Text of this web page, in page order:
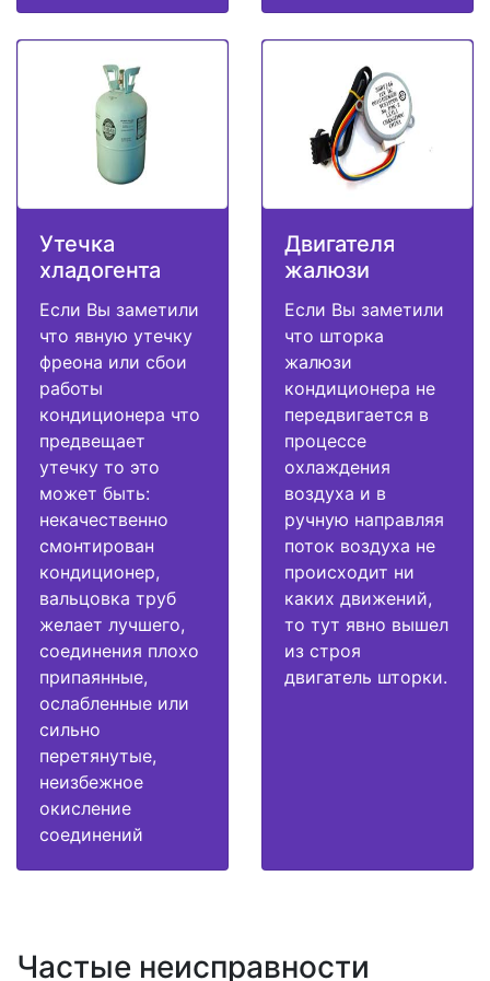
Утечка
хладогента
Если Вы заметили
что явную утечку
фреона или сбои
работы
кондиционера что
предвещает
утечку то это
может быть:
некачественно
смонтирован
кондиционер,
вальцовка труб
желает лучшего,
соединения плохо
припаянные,
ослабленные или
сильно
перетянутые,
неизбежное
окисление
соединений
Двигателя
жалюзи
Если Вы заметили
что шторка
жалюзи
кондиционера не
передвигается в
процессе
охлаждения
воздуха и в
ручную направляя
поток воздуха не
происходит ни
каких движений,
то тут явно вышел
из строя
двигатель шторки.
Частые неисправности